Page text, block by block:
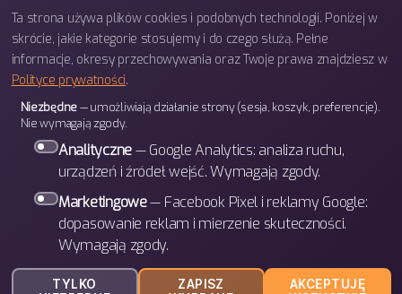
telefon: 793 443 666
e-mail: biuro@bettergames.pl
Centrum rozwoju BETTER Sp. z o.o.
ul. Wrocławska 31/3b
30-011 Kraków
BETTER Games
Polityka prywatności
Ta strona używa plików cookies i podobnych technologii. Poniżej w
skrócie, jakie kategorie stosujemy i do czego służą. Pełne
informacje, okresy przechowywania oraz Twoje prawa znajdziesz w
Polityce prywatności.
Niezbędne— umożliwiają działanie strony (sesja, koszyk, preferencje).
Nie wymagają zgody.
Analityczne— Google Analytics: analiza ruchu,
urządzeń i źródeł wejść. Wymagają zgody.
Marketingowe— Facebook Pixel i reklamy Google:
dopasowanie reklam i mierzenie skuteczności.
Wymagają zgody.
TYLKO
ZAPISZ
AKCEPTUJĘ